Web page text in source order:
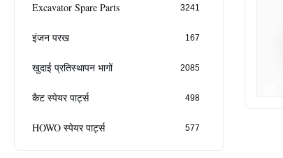
Excavator Spare Parts 3241
इंजन परख 167
खुदाई प्रतिस्थापन भागों 2085
कैट स्पेयर पार्ट्स 498
HOWO स्पेयर पार्ट्स 577